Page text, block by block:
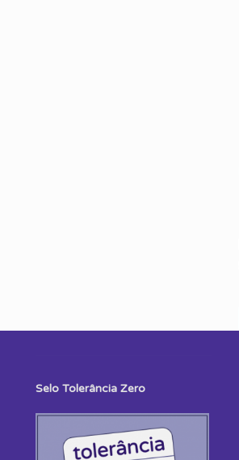
Selo Tolerância Zero